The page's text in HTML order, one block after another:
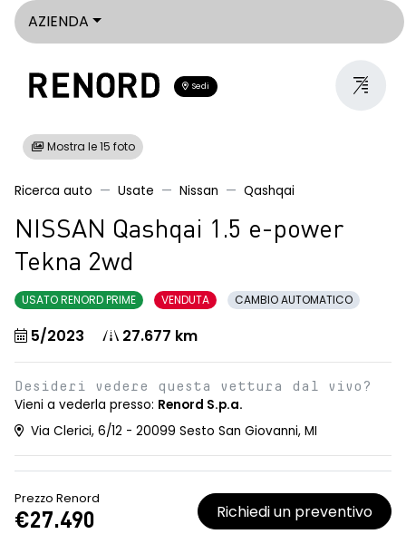
AZIENDA
Sedi
Mostra le 15 foto
Ricerca auto Usate Nissan Qashqai
NISSAN Qashqai 1.5 e-power
Tekna 2wd
USATO RENORD PRIME VENDUTA CAMBIO AUTOMATICO
5/2023 27.677 km
Desideri vedere questa vettura dal vivo?
Vieni a vederla presso: Renord S.p.a.
Via Clerici, 6/12 - 20099 Sesto San Giovanni, MI
Prezzo Renord
€27.490 Richiedi un preventivo